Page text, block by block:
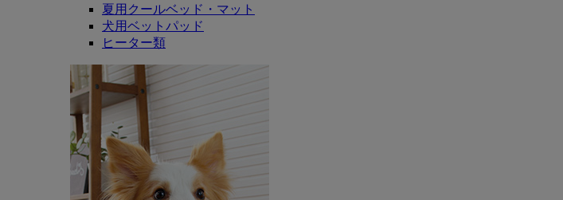
夏用クールベッド・マット
犬用ベットパッド
ヒーター類